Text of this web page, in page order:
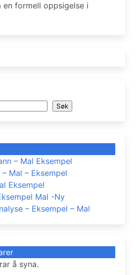
en formell oppsigelse i
Søk
– Mal Eksempel
Mal – Eksempel
Eksempel
Mal -Ny
– Eksempel – Mal
å syna.